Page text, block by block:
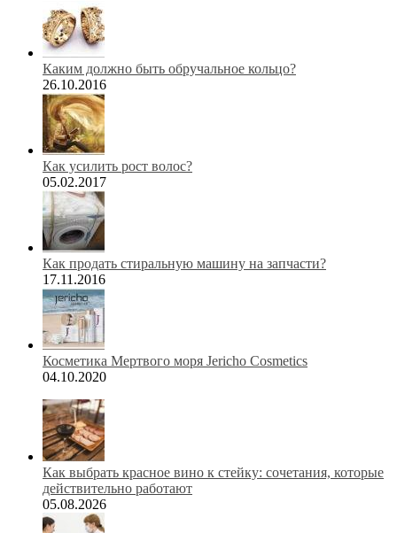
Каким должно быть обручальное кольцо?
26.10.2016
Как усилить рост волос?
05.02.2017
Как продать стиральную машину на запчасти?
17.11.2016
Косметика Мертвого моря Jericho Cosmetics
04.10.2020
Как выбрать красное вино к стейку: сочетания, которые
действительно работают
05.08.2026